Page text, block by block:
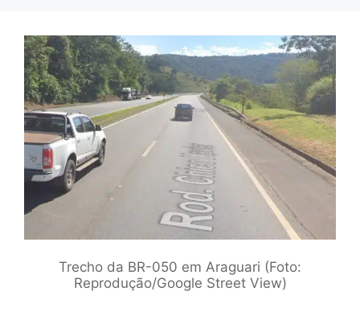
Trecho da BR-050 em Araguari (Foto:
Reprodução/Google Street View)